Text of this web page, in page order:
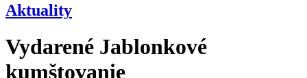
Aktuality
Vydarené Jablonkové
kumštovanie